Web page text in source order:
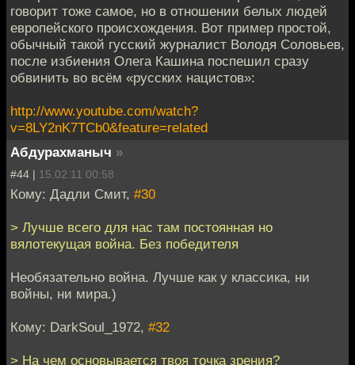
говорит тоже самое, но в отношении белых людей
европейского происхождения. Вот пример простой,
обычный такой гусский журналист Володя Соловьев,
после избиения Олега Кашина поспешил сразу
обвинить во всём «русских нацистов»:
http://www.youtube.com/watch?
v=8LY2nK7TCb0&feature=related
Абдурахманыч »
#44 | 15.02.11 00:58
Кому: Дадли Смит, #30
> Лучше всего для нас там постоянная но
вялотекущая война. Без победителя
Необязательно война. Лучше как у классика, ни
войны, ни мира.)
Кому: DarkSoul_1972, #32
> На чем основывается твоя точка зрения?